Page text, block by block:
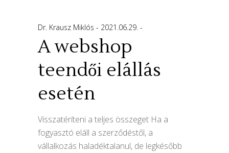
Dr. Krausz Miklós 2021.06.29.
A webshop
teendői elállás
esetén
Visszatéríteni a teljes összeget Ha a
fogyasztó eláll a szerződéstől, a
vállalkozás haladéktalanul, de legkésőbb